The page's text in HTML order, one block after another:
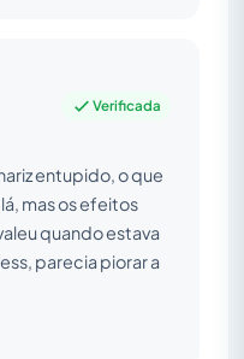
Verificada
entupido, o que
mas os efeitos
quando estava
parecia piorar a